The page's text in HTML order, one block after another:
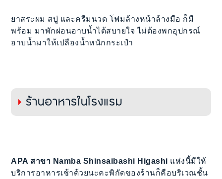
ยาสระผม สบู่ และครีมนวด โฟมล้างหน้าล้างมือ ก็มี
พร้อม มาพักผ่อนอาบน้ำได้สบายใจ ไม่ต้องพกอุปกรณ์
อาบน้ำมาให้เปลืองน้ำหนักกระเป๋า
ร้านอาหารในโรงแรม
APA สาขา Namba Shinsaibashi Higashi แห่งนี้มีให้
บริการอาหารเช้าด้วยนะคะพิกัดของร้านก็คือบริเวณชั้น